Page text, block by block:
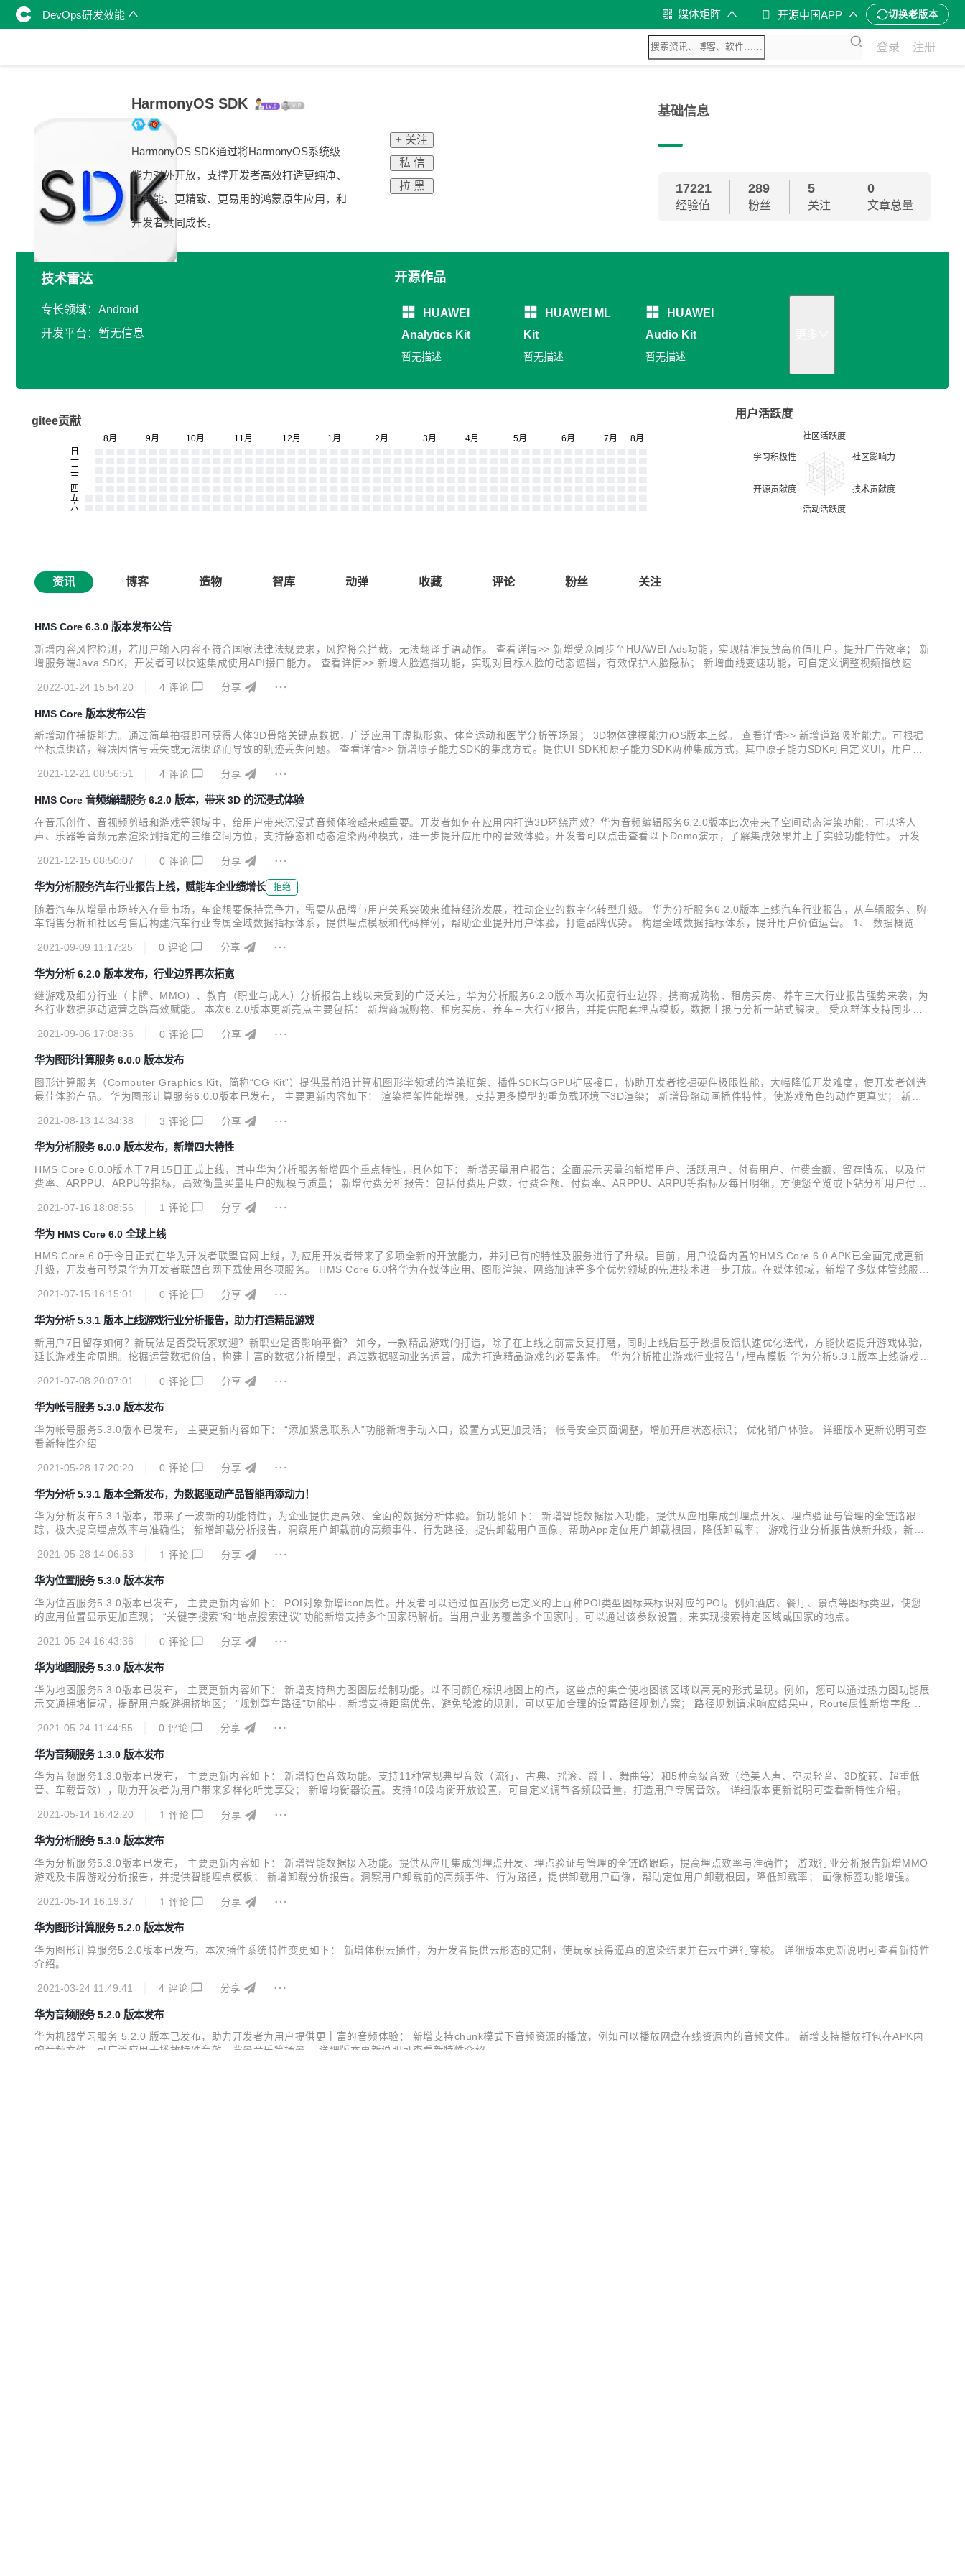
DevOps研发效能 媒体矩阵 开源中国APP 切换老版本
登录 注册
HarmonyOS SDK
HarmonyOS SDK通过将HarmonyOS系统级
能力对外开放，支撑开发者高效打造更纯净、
更智能、更精致、更易用的鸿蒙原生应用，和
开发者共同成长。
+ 关注
私 信
拉 黑
基础信息
17221
经验值
289
粉丝
5
关注
0
文章总量
技术雷达
专长领域：Android
开发平台：暂无信息
开源作品
HUAWEI
Analytics Kit
暂无描述
HUAWEI ML
Kit
暂无描述
HUAWEI
Audio Kit
暂无描述
gitee贡献
用户活跃度
资讯 博客 造物 智库 动弹 收藏 评论 粉丝 关注
HMS Core 6.3.0 版本发布公告
新增内容风控检测，若用户输入内容不符合国家法律法规要求，风控将会拦截，无法翻译手语动作。 查看详情>> 新增受众同步至HUAWEI Ads功能，实现精准投放高价值用户，提升广告效率； 新
增服务端Java SDK，开发者可以快速集成使用API接口能力。 查看详情>> 新增人脸遮挡功能，实现对目标人脸的动态遮挡，有效保护人脸隐私； 新增曲线变速功能，可自定义调整视频播放速
求自定义使用界面。 查看详情>> 提供将拍摄图...
2022-01-24 15:54:20 4 评论 分享
HMS Core 版本发布公告
新增动作捕捉能力。通过简单拍摄即可获得人体3D骨骼关键点数据，广泛应用于虚拟形象、体育运动和医学分析等场景； 3D物体建模能力iOS版本上线。 查看详情>> 新增道路吸附能力。可根据
坐标点绑路，解决因信号丢失或无法绑路而导致的轨迹丢失问题。 查看详情>> 新增原子能力SDK的集成方式。提供UI SDK和原子能力SDK两种集成方式，其中原子能力SDK可自定义UI，用户能
色列、摩洛哥、梵蒂冈4个国家/地区。 查...
2021-12-21 08:56:51 4 评论 分享
HMS Core 音频编辑服务 6.2.0 版本，带来 3D 的沉浸式体验
在音乐创作、音视频剪辑和游戏等领域中，给用户带来沉浸式音频体验越来越重要。开发者如何在应用内打造3D环绕声效？华为音频编辑服务6.2.0版本此次带来了空间动态渲染功能，可以将人
声、乐器等音频元素渲染到指定的三维空间方位，支持静态和动态渲染两种模式，进一步提升应用中的音效体验。开发者可以点击查看以下Demo演示，了解集成效果并上手实验功能特性。 开发实
{ repo...
2021-12-15 08:50:07 0 评论 分享
华为分析服务汽车行业报告上线，赋能车企业绩增长 拒绝
随着汽车从增量市场转入存量市场，车企想要保持竞争力，需要从品牌与用户关系突破来维持经济发展，推动企业的数字化转型升级。 华为分析服务6.2.0版本上线汽车行业报告，从车辆服务、购
车销售分析和社区与售后构建汽车行业专属全域数据指标体系，提供埋点模板和代码样例，帮助企业提升用户体验，打造品牌优势。 构建全域数据指标体系，提升用户价值运营。 1、 数据概览看
布和商城收入，帮助运营人员实时了解APP内车主绑定的车型分布现状及营收情况...
2021-09-09 11:17:25 0 评论 分享
华为分析 6.2.0 版本发布，行业边界再次拓宽
继游戏及细分行业（卡牌、MMO）、教育（职业与成人）分析报告上线以来受到的广泛关注，华为分析服务6.2.0版本再次拓宽行业边界，携商城购物、租房买房、养车三大行业报告强势来袭，为
各行业数据驱动运营之路高效赋能。 本次6.2.0版本更新亮点主要包括： 新增商城购物、租房买房、养车三大行业报告，并提供配套埋点模板，数据上报与分析一站式解决。 受众群体支持同步至
属性，用户分析更加多样化。 付费分析和买量分析报告新增属性分布卡片，...
2021-09-06 17:08:36 0 评论 分享
华为图形计算服务 6.0.0 版本发布
图形计算服务（Computer Graphics Kit，简称“CG Kit”）提供最前沿计算机图形学领域的渲染框架、插件SDK与GPU扩展接口，协助开发者挖掘硬件极限性能，大幅降低开发难度，使开发者创造
最佳体验产品。 华为图形计算服务6.0.0版本已发布， 主要更新内容如下： 渲染框架性能增强，支持更多模型的重负载环境下3D渲染； 新增骨骼动画插件特性，使游戏角色的动作更真实； 新增
2021-08-13 14:34:38
3 评论 分享
华为分析服务 6.0.0 版本发布，新增四大特性
HMS Core 6.0.0版本于7月15日正式上线，其中华为分析服务新增四个重点特性，具体如下： 新增买量用户报告：全面展示买量的新增用户、活跃用户、付费用户、付费金额、留存情况，以及付
费率、ARPPU、ARPU等指标，高效衡量买量用户的规模与质量； 新增付费分析报告：包括付费用户数、付费金额、付费率、ARPPU、ARPU等指标及每日明细，方便您全览或下钻分析用户付费
与城市分布、数据导出功能支持按事件进行筛选...
2021-07-16 18:08:56 1 评论 分享
华为 HMS Core 6.0 全球上线
HMS Core 6.0于今日正式在华为开发者联盟官网上线，为应用开发者带来了多项全新的开放能力，并对已有的特性及服务进行了升级。目前，用户设备内置的HMS Core 6.0 APK已全面完成更新
升级，开发者可登录华为开发者联盟官网下载使用各项服务。 HMS Core 6.0将华为在媒体应用、图形渲染、网络加速等多个优势领域的先进技术进一步开放。在媒体领域，新增了多媒体管线服务
发者提供基于AI...
2021-07-15 16:15:01 0 评论 分享
华为分析 5.3.1 版本上线游戏行业分析报告，助力打造精品游戏
新用户7日留存如何？新玩法是否受玩家欢迎？新职业是否影响平衡？ 如今，一款精品游戏的打造，除了在上线之前需反复打磨，同时上线后基于数据反馈快速优化迭代，方能快速提升游戏体验，
延长游戏生命周期。挖掘运营数据价值，构建丰富的数据分析模型，通过数据驱动业务运营，成为打造精品游戏的必要条件。 华为分析推出游戏行业报告与埋点模板 华为分析5.3.1版本上线游戏行
人员最关心的数据加入核心指标看板，可以一目了然地掌握游戏当前的数据表现，...
2021-07-08 20:07:01 0 评论 分享
华为帐号服务 5.3.0 版本发布
华为帐号服务5.3.0版本已发布， 主要更新内容如下： “添加紧急联系人”功能新增手动入口，设置方式更加灵活； 帐号安全页面调整，增加开启状态标识； 优化销户体验。 详细版本更新说明可查
看新特性介绍
2021-05-28 17:20:20 0 评论 分享
华为分析 5.3.1 版本全新发布，为数据驱动产品智能再添动力！
华为分析发布5.3.1版本，带来了一波新的功能特性，为企业提供更高效、全面的数据分析体验。新功能如下： 新增智能数据接入功能，提供从应用集成到埋点开发、埋点验证与管理的全链路跟
踪，极大提高埋点效率与准确性； 新增卸载分析报告，洞察用户卸载前的高频事件、行为路径，提供卸载用户画像，帮助App定位用户卸载根因，降低卸载率； 游戏行业分析报告焕新升级，新增
力多维度、深度洞察用户特征与精准营销； 路径分析支持查看特定起始事件或结...
2021-05-28 14:06:53 1 评论 分享
华为位置服务 5.3.0 版本发布
华为位置服务5.3.0版本已发布， 主要更新内容如下： POI对象新增icon属性。开发者可以通过位置服务已定义的上百种POI类型图标来标识对应的POI。例如酒店、餐厅、景点等图标类型，使您
的应用位置显示更加直观； “关键字搜索”和“地点搜索建议”功能新增支持多个国家码解析。当用户业务覆盖多个国家时，可以通过该参数设置，来实现搜索特定区域或国家的地点。
2021-05-24 16:43:36 0 评论 分享
华为地图服务 5.3.0 版本发布
华为地图服务5.3.0版本已发布， 主要更新内容如下： 新增支持热力图图层绘制功能。以不同颜色标识地图上的点，这些点的集合使地图该区域以高亮的形式呈现。例如，您可以通过热力图功能展
示交通拥堵情况，提醒用户躲避拥挤地区； "规划驾车路径"功能中，新增支持距离优先、避免轮渡的规则，可以更加合理的设置路径规划方案； 路径规划请求响应结果中，Route属性新增字段，
2021-05-24 11:44:55
0 评论 分享
华为音频服务 1.3.0 版本发布
华为音频服务1.3.0版本已发布， 主要更新内容如下： 新增特色音效功能。支持11种常规典型音效（流行、古典、摇滚、爵士、舞曲等）和5种高级音效（绝美人声、空灵轻音、3D旋转、超重低
音、车载音效），助力开发者为用户带来多样化听觉享受； 新增均衡器设置。支持10段均衡开放设置，可自定义调节各频段音量，打造用户专属音效。 详细版本更新说明可查看新特性介绍。
2021-05-14 16:42:20 1 评论 分享
华为分析服务 5.3.0 版本发布
华为分析服务5.3.0版本已发布， 主要更新内容如下： 新增智能数据接入功能。提供从应用集成到埋点开发、埋点验证与管理的全链路跟踪，提高埋点效率与准确性； 游戏行业分析报告新增MMO
游戏及卡牌游戏分析报告，并提供智能埋点模板； 新增卸载分析报告。洞察用户卸载前的高频事件、行为路径，提供卸载用户画像，帮助定位用户卸载根因，降低卸载率； 画像标签功能增强。上
找最优转化路径。 详细版本更新说明可查看新特性介绍。
2021-05-14 16:19:37 1 评论 分享
华为图形计算服务 5.2.0 版本发布
华为图形计算服务5.2.0版本已发布，本次插件系统特性变更如下： 新增体积云插件，为开发者提供云形态的定制，使玩家获得逼真的渲染结果并在云中进行穿梭。 详细版本更新说明可查看新特性
介绍。
2021-03-24 11:49:41 4 评论 分享
华为音频服务 5.2.0 版本发布
华为机器学习服务 5.2.0 版本已发布，助力开发者为用户提供更丰富的音频体验： 新增支持chunk模式下音频资源的播放，例如可以播放网盘在线资源内的音频文件。 新增支持播放打包在APK内
的音频文件，可广泛应用于播放特殊音效、背景音乐等场景。 详细版本更新说明可查看新特性介绍。